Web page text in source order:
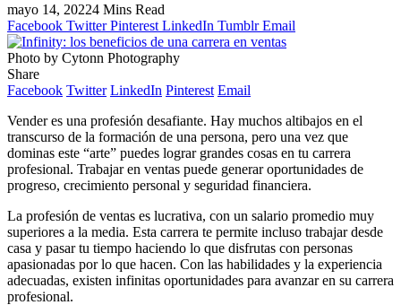
mayo 14, 20224 Mins Read
Facebook Twitter Pinterest LinkedIn Tumblr Email
Photo by Cytonn Photography
Share
Facebook Twitter LinkedIn Pinterest Email
Vender es una profesión desafiante. Hay muchos altibajos en el
transcurso de la formación de una persona, pero una vez que
dominas este “arte” puedes lograr grandes cosas en tu carrera
profesional. Trabajar en ventas puede generar oportunidades de
progreso, crecimiento personal y seguridad financiera.
La profesión de ventas es lucrativa, con un salario promedio muy
superiores a la media. Esta carrera te permite incluso trabajar desde
casa y pasar tu tiempo haciendo lo que disfrutas con personas
apasionadas por lo que hacen. Con las habilidades y la experiencia
adecuadas, existen infinitas oportunidades para avanzar en su carrera
profesional.